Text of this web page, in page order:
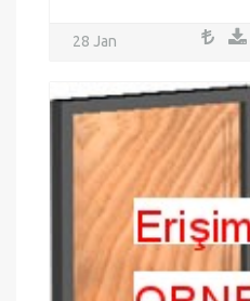
28 Jan